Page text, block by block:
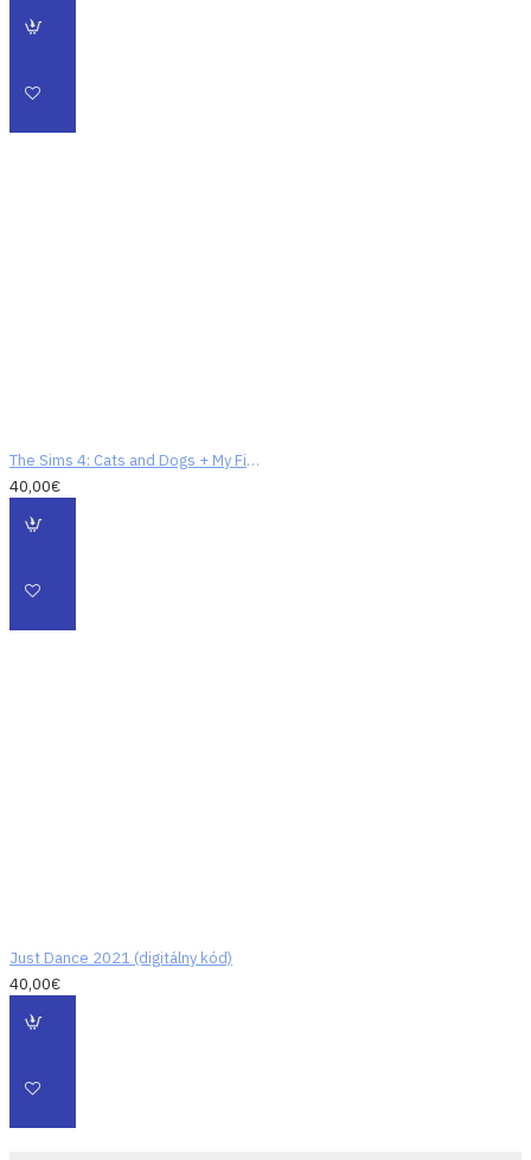
The Sims 4: Cats and Dogs + My First Pet Stuff Bundle (digitálny kód)
40,00€
Just Dance 2021 (digitálny kód)
40,00€